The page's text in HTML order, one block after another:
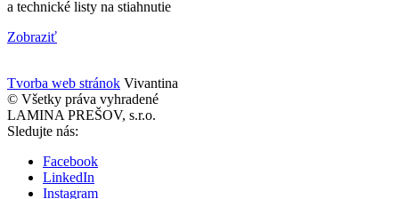
a technické listy na stiahnutie
Zobraziť
Tvorba web stránok Vivantina
© Všetky práva vyhradené
LAMINA PREŠOV, s.r.o.
Sledujte nás:
Facebook
LinkedIn
Instagram